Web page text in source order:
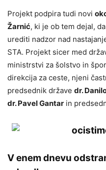
Projekt podpira tudi novi
Žarnić, ki je ob tem dejal,
urediti nadzor nad
STA. Projekt sicer med
ministrstvi za šolstvo in
direkcija za ceste, njeni
predsednik države dr.
dr. Pavel Gantar in
V enem dnevu